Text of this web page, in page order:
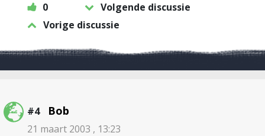
0
Volgende discussie
Vorige discussie
#4 Bob
21 maart 2003 , 13:23